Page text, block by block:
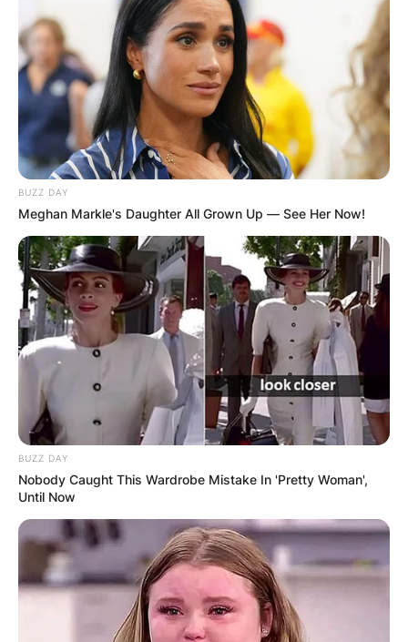
Повик до сите верници: Да
помогнеме во изградбата на
храмот „Свети Трифун“
Хуманитарен повик: Да ја
обновиме заедно црквата „Св.
Троица“
BUZZ DAY
Meghan Markle's Daughter All Grown Up — See Her Now!
BUZZ DAY
Nobody Caught This Wardrobe Mistake In 'Pretty Woman',
Until Now